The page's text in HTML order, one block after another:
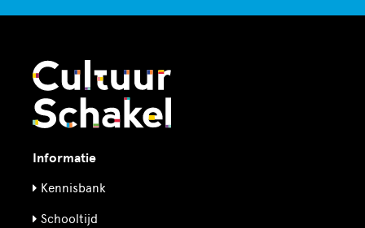
Informatie
Kennisbank
Schooltijd